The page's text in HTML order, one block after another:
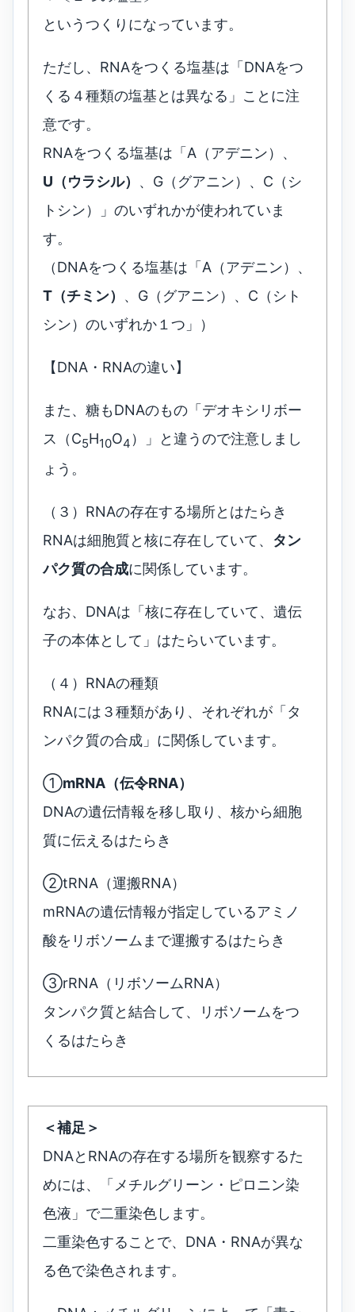
というつくりになっています。
ただし、RNAをつくる塩基は「DNAをつ
くる４種類の塩基とは異なる」ことに注
意です。
RNAをつくる塩基は「A（アデニン）、
U（ウラシル） 、G（グアニン）、C（シ
トシン）」のいずれかが使われていま
す。
（DNAをつくる塩基は「A（アデニン）、
T（チミン） 、G（グアニン）、C（シト
シン）のいずれか１つ」）
【DNA・RNAの違い】
また、糖もDNAのもの「デオキシリボー
ス（C5H10O4 ）」と違うので注意しまし
ょう。
（３）RNAの存在する場所とはたらき
RNAは細胞質と核に存在していて、 タン
パク質の合成に関係しています。
なお、DNAは「核に存在していて、遺伝
子の本体として」はたらいています。
（４）RNAの種類
RNAには３種類があり、それぞれが「タ
ンパク質の合成」に関係しています。
①mRNA（伝令RNA）
DNAの遺伝情報を移し取り、核から細胞
質に伝えるはたらき
②tRNA（運搬RNA）
mRNAの遺伝情報が指定しているアミノ
酸をリボソームまで運搬するはたらき
③rRNA（リボソームRNA）
タンパク質と結合して、リボソームをつ
くるはたらき
＜補足＞
DNAとRNAの存在する場所を観察するた
めには、「メチルグリーン・ピロニン染
色液」で二重染色します。
二重染色することで、DNA・RNAが異な
る色で染色されます。